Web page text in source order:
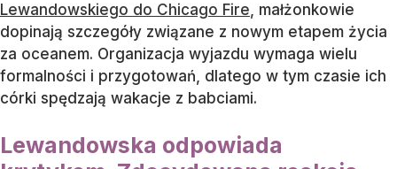
Lewandowskiego do Chicago Fire, małżonkowie
dopinają szczegóły związane z nowym etapem życia
za oceanem. Organizacja wyjazdu wymaga wielu
formalności i przygotowań, dlatego w tym czasie ich
córki spędzają wakacje z babciami.
Lewandowska odpowiada